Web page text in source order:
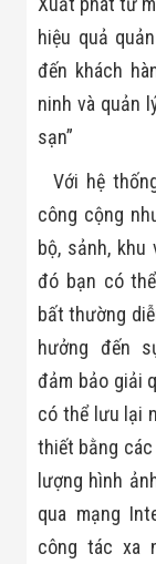
hiệu quả
đến khách
ninh và quản
sạn”
Với hệ
công cộng
bộ, sảnh,
đó bạn có
bất thường
hưởng đến
đảm bảo giải
có thể lưu lại
thiết bằng
lượng hình
qua mạng
công tác xa